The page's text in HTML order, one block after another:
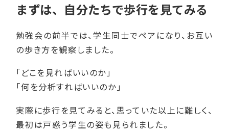
まずは、自分たちで歩行を見てみる
勉強会の前半では、学生同士でペアになり、お互い
の歩き方を観察しました。
「どこを見ればいいのか」
「何を分析すればいいのか」
実際に歩行を見てみると、思っていた以上に難しく、
最初は戸惑う学生の姿も見られました。